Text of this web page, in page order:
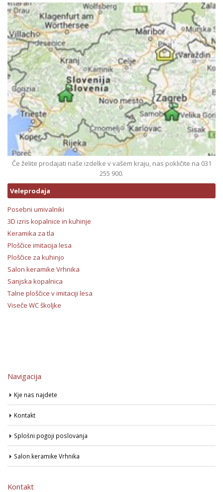
Če želite prodajati naše izdelke v vašem kraju, nas pokličite na 031
255 900.
Veleprodaja
Posebni umivalniki
3D izris kopalnice in kuhinje
Keramika za tla
Ploščice imitacija lesa
Ploščice za kuhinjo
Salon keramike Vrhnika
Sanjska kopalnica
Talne ploščice v imitaciji lesa
Viseče WC školjke
Navigacija
Kje nas najdete
Kontakt
Splošni pogoji poslovanja
Salon keramike Vrhnika
Kontakt